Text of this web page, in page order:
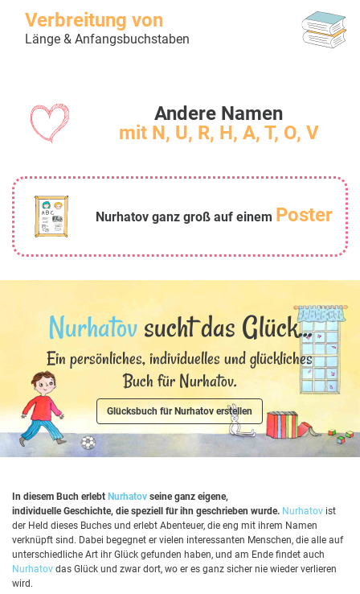
Verbreitung von
Länge & Anfangsbuchstaben
Andere Namen
mit N, U, R, H, A, T, O, V
Nurhatov ganz groß auf einem Poster
Nurhatovsucht das Glück...
Ein persönliches, individuelles und glückliches
Buch für Nurhatov.
Glücksbuch für Nurhatov erstellen
In diesem Buch erlebt Nurhatov seine ganz eigene,
individuelle Geschichte, die speziell für ihn geschrieben wurde. Nurhatov ist
der Held dieses Buches und erlebt Abenteuer, die eng mit ihrem Namen
verknüpft sind. Dabei begegnet er vielen interessanten Menschen, die alle auf
unterschiedliche Art ihr Glück gefunden haben, und am Ende findet auch
Nurhatov das Glück und zwar dort, wo er es ganz sicher nie wieder verlieren
wird.